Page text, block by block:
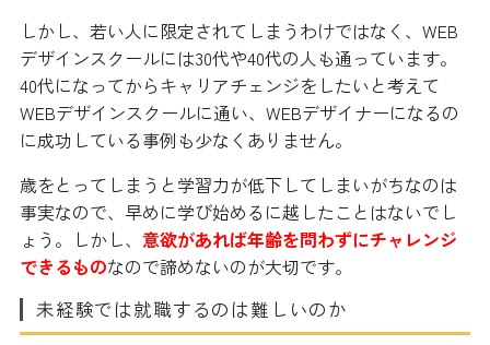
しかし、若い人に限定されてしまうわけではなく、WEB
デザインスクールには30代や40代の人も通っています。
40代になってからキャリアチェンジをしたいと考えて
WEBデザインスクールに通い、WEBデザイナーになるの
に成功している事例も少なくありません。
歳をとってしまうと学習力が低下してしまいがちなのは
事実なので、早めに学び始めるに越したことはないでし
ょう。しかし、 意欲があれば年齢を問わずにチャレンジ
できるものなので諦めないのが大切です。
未経験では就職するのは難しいのか